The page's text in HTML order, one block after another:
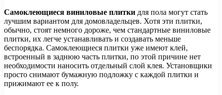
Самоклеющиеся виниловые плитки для пола могут стать
лучшим вариантом для домовладельцев. Хотя эти плитки,
обычно, стоят немного дороже, чем стандартные виниловые
плитки, их легче устанавливать и создавать меньше
беспорядка. Самоклеющиеся плитки уже имеют клей,
встроенный в заднюю часть плитки, по этой причине нет
необходимости наносить отдельный слой клея. Установщики
просто снимают бумажную подложку с каждой плитки и
прижимают ее к полу.